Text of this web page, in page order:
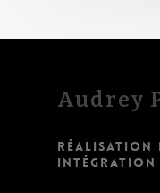
Audrey
RÉALISATION
INTÉGRATION